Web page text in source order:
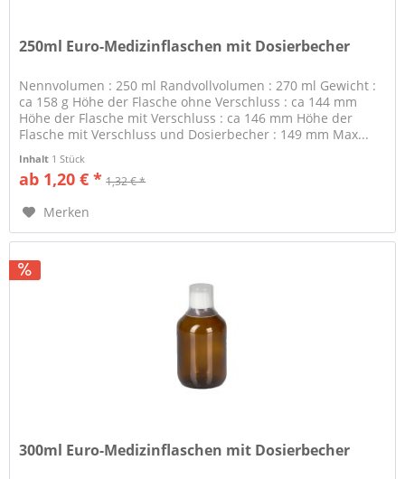
250ml Euro-Medizinflaschen mit Dosierbecher
Nennvolumen : 250 ml Randvollvolumen : 270 ml Gewicht :
ca 158 g Höhe der Flasche ohne Verschluss : ca 144 mm
Höhe der Flasche mit Verschluss : ca 146 mm Höhe der
Flasche mit Verschluss und Dosierbecher : 149 mm Max...
Inhalt 1 Stück
ab 1,20 € * 1,32 € *
Merken
300ml Euro-Medizinflaschen mit Dosierbecher